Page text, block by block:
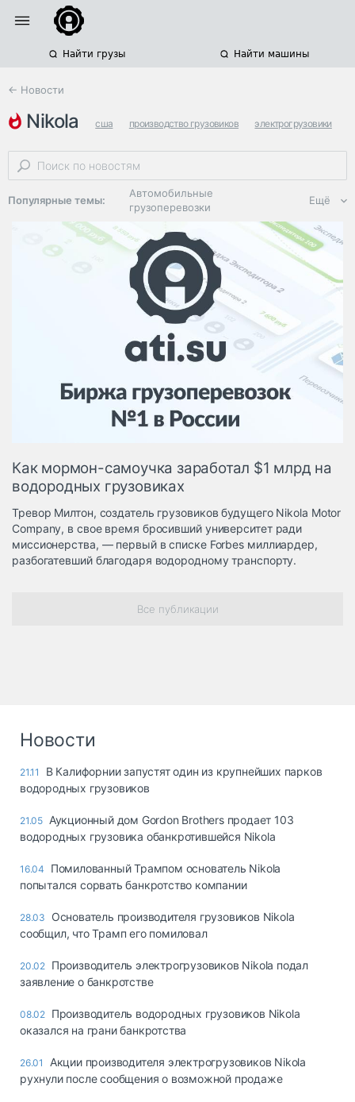
Найти грузы Найти машины
← Новости
nikola сша производство грузовиков электрогрузовики
Популярные темы:
Автомобильные
грузоперевозки
Региональная
логистика
ЭДО, ИТ в
логистике
Дороги,
инфраструктура
Логистика, грузы
Негабаритные и
опасные грузы
Безопасность и
Таможня и ВЭД
грузовые
терминалы
Коммерческий
транспорт
Ещё
Как мормон-самоучка заработал $1 млрд на
водородных грузовиках
Тревор Милтон, создатель грузовиков будущего Nikola Motor
Company, в свое время бросивший университет ради
миссионерства, — первый в списке Forbes миллиардер,
разбогатевший благодаря водородному транспорту.
Все публикации
Новости
21.11
В Калифорнии запустят один из крупнейших парков
водородных грузовиков
21.05 Аукционный дом Gordon Brothers продает 103
водородных грузовика обанкротившейся Nikola
16.04
Помилованный Трампом основатель Nikola
попытался сорвать банкротство компании
28.03
Основатель производителя грузовиков Nikola
сообщил, что Трамп его помиловал
20.02 Производитель электрогрузовиков Nikola подал
заявление о банкротстве
08.02 Производитель водородных грузовиков Nikola
оказался на грани банкротства
26.01
Акции производителя электрогрузовиков Nikola
рухнули после сообщения о возможной продаже